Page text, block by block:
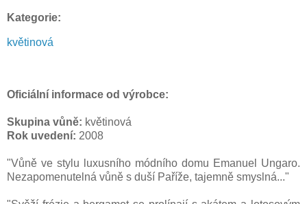
Kategorie:
květinová
Oficiální informace od výrobce:
Skupina vůně: květinová
Rok uvedení: 2008
"Vůně ve stylu luxusního módního domu Emanuel Ungaro.
Nezapomenutelná vůně s duší Paříže, tajemně smyslná..."